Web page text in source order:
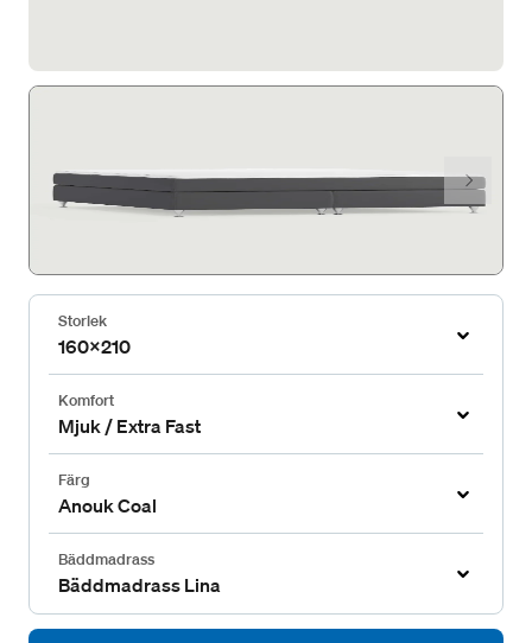
Storlek
160x210
Komfort
Mjuk / Extra Fast
Färg
Anouk Coal
Bäddmadrass
Bäddmadrass Lina